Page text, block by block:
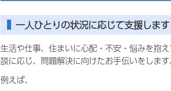
一人ひとりの状況に応じて支援します
生活や仕事、住まいに心配・不安・悩みを抱
談に応じ、問題解決に向けたお手伝いをします
例えば、